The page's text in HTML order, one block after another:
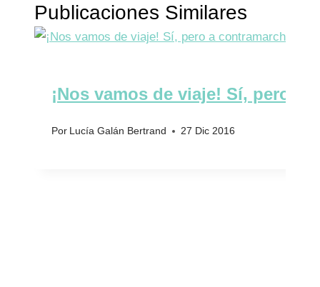
Publicaciones Similares
¡Nos vamos de viaje! Sí, pero a
Por Lucía Galán Bertrand 27 Dic 2016